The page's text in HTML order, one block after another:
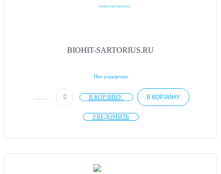
BIOHIT-SARTORIUS.RU
Нет в наличии
В КОРЗИНУ В КОРЗИНУ
УВЕДОМИТЬ